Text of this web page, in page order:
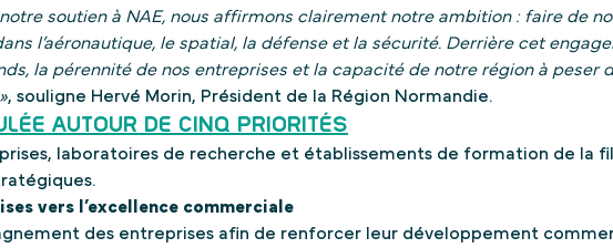
soutien à NAE, nous affirmons clairement notre ambition : faire de
l’aéronautique, le spatial, la défense et la sécurité. Derrière cet
la pérennité de nos entreprises et la capacité de notre région à peser
, souligne Hervé Morin, Président de la Région Normandie.
AUTOUR DE CINQ PRIORITÉS
laboratoires de recherche et établissements de formation de la
vers l’excellence commerciale
des entreprises afin de renforcer leur développement